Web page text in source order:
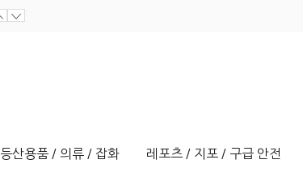
등산용품 / 의류 / 잡화 레포츠 / 지포 / 구급 안전